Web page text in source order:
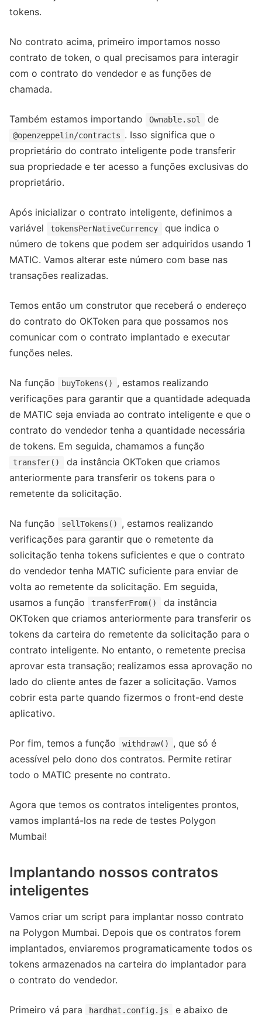
tokens.
No contrato acima, primeiro importamos nosso
contrato de token, o qual precisamos para interagir
com o contrato do vendedor e as funções de
chamada.
Também estamos importando Ownable.sol de
@openzeppelin/contracts . Isso significa que o
proprietário do contrato inteligente pode transferir
sua propriedade e ter acesso a funções exclusivas do
proprietário.
Após inicializar o contrato inteligente, definimos a
variável
tokensPerNativeCurrency
que indica o
número de tokens que podem ser adquiridos usando 1
MATIC. Vamos alterar este número com base nas
transações realizadas.
Temos então um construtor que receberá o endereço
do contrato do OKToken para que possamos nos
comunicar com o contrato implantado e executar
funções neles.
Na função buyTokens()
, estamos realizando
verificações para garantir que a quantidade adequada
de MATIC seja enviada ao contrato inteligente e que o
contrato do vendedor tenha a quantidade necessária
de tokens. Em seguida, chamamos a função
transfer()
da instância OKToken que criamos
anteriormente para transferir os tokens para o
remetente da solicitação.
​​Na função sellTokens()
, estamos realizando
verificações para garantir que o remetente da
solicitação tenha tokens suficientes e que o contrato
do vendedor tenha MATIC suficiente para enviar de
volta ao remetente da solicitação. Em seguida,
usamos a função
transferFrom()
da instância
OKToken que criamos anteriormente para transferir os
tokens da carteira do remetente da solicitação para o
contrato inteligente. No entanto, o remetente precisa
aprovar esta transação; realizamos essa aprovação no
lado do cliente antes de fazer a solicitação. Vamos
cobrir esta parte quando fizermos o front-end deste
aplicativo.
Por fim, temos a função withdraw()
, que só é
acessível pelo dono dos contratos. Permite retirar
todo o MATIC presente no contrato.
Agora que temos os contratos inteligentes prontos,
vamos implantá-los na rede de testes Polygon
Mumbai!
Implantando nossos contratos
inteligentes
Vamos criar um script para implantar nosso contrato
na Polygon Mumbai. Depois que os contratos forem
implantados, enviaremos programaticamente todos os
tokens armazenados na carteira do implantador para
o contrato do vendedor.
Primeiro vá para hardhat.config.js e abaixo de